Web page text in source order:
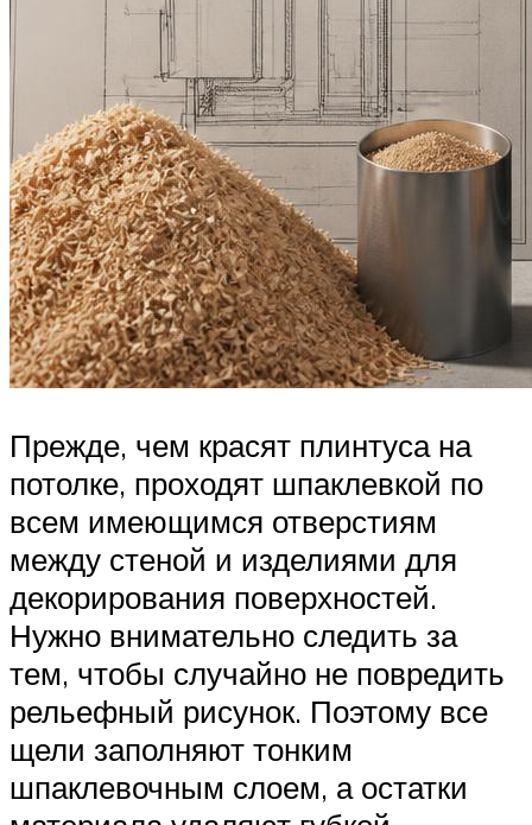
Прежде, чем красят плинтуса на
потолке, проходят шпаклевкой по
всем имеющимся отверстиям
между стеной и изделиями для
декорирования поверхностей.
Нужно внимательно следить за
тем, чтобы случайно не повредить
рельефный рисунок. Поэтому все
щели заполняют тонким
шпаклевочным слоем, а остатки